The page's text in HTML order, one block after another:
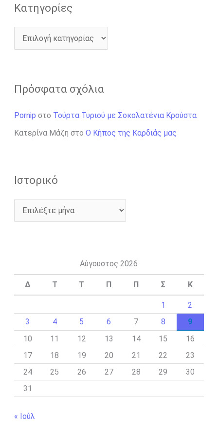
Kατηγορίες
Πρόσφατα σχόλια
Pornip στο Τούρτα Τυριού με Σοκολατένια Κρούστα
Κατερίνα Μάζη στο Ο Κήπος της Καρδιάς μας
Ιστορικό
Αύγουστος 2026
Δ Τ Τ Π Π Σ Κ
1
2
3
4 5 6 7 8
9
10
11 12 13 14 15
16
17
18 19 20 21 22
23
24
25 26 27 28 29
30
31
« Ιούλ